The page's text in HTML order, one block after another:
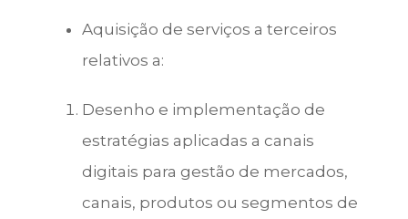
Aquisição de serviços a terceiros
relativos a:
Desenho e implementação de
estratégias aplicadas a canais
digitais para gestão de mercados,
canais, produtos ou segmentos de